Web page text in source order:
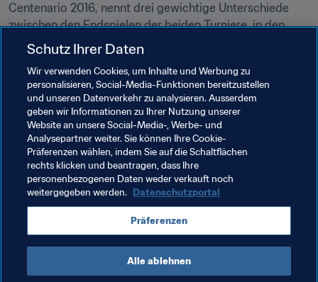
Centenario 2016, nennt drei gewichtige Unterschiede
zwischen den Endspielen der beiden Turniere, in den
man sich jeweils gegen Argentinien durchsetzte, und
"Da wäre zunächst einmal der Gegner, denn das ist der
amtierende Weltmeister. Außerdem ist dies unser erster
Konföderationen-Pokal. Und dann findet dieses Finale
weit von zu Hause und von unseren Fans statt. Das gibt
ihm ebenfalls einen anderen Beigeschmack."
Verwandte Themen
Chile Germany UEFA CONMEBOL
Schutz Ihrer Daten
Wir verwenden Cookies, um Inhalte und Werbung zu
personalisieren, Social-Media-Funktionen bereitzustellen
und unseren Datenverkehr zu analysieren. Ausserdem
geben wir Informationen zu Ihrer Nutzung unserer
Website an unsere Social-Media-, Werbe- und
Analysepartner weiter. Sie können Ihre Cookie-
Präferenzen wählen, indem Sie auf die Schaltflächen
rechts klicken und beantragen, dass Ihre
personenbezogenen Daten weder verkauft noch
weitergegeben werden. Datenschutzportal
Präferenzen
Alle ablehnen